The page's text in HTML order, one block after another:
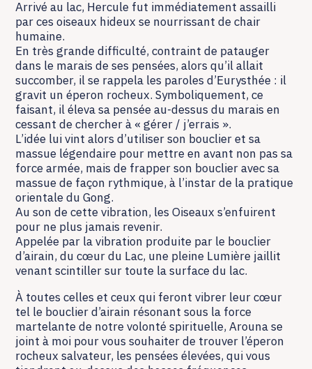
Arrivé au lac, Hercule fut immédiatement assailli
par ces oiseaux hideux se nourrissant de chair
humaine.
En très grande difficulté, contraint de patauger
dans le marais de ses pensées, alors qu’il allait
succomber, il se rappela les paroles d’Eurysthée : il
gravit un éperon rocheux. Symboliquement, ce
faisant, il éleva sa pensée au-dessus du marais en
cessant de chercher à « gérer / j’errais ».
L’idée lui vint alors d’utiliser son bouclier et sa
massue légendaire pour mettre en avant non pas sa
force armée, mais de frapper son bouclier avec sa
massue de façon rythmique, à l’instar de la pratique
orientale du Gong.
Au son de cette vibration, les Oiseaux s’enfuirent
pour ne plus jamais revenir.
Appelée par la vibration produite par le bouclier
d’airain, du cœur du Lac, une pleine Lumière jaillit
venant scintiller sur toute la surface du lac.
À toutes celles et ceux qui feront vibrer leur cœur
tel le bouclier d’airain résonant sous la force
martelante de notre volonté spirituelle, Arouna se
joint à moi pour vous souhaiter de trouver l’éperon
rocheux salvateur, les pensées élevées, qui vous